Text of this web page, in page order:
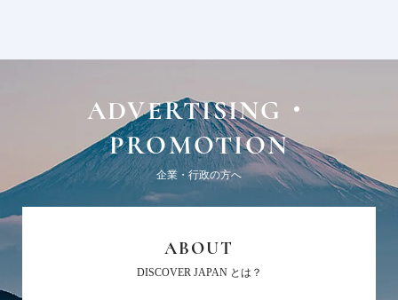
ADVERTISING・
PROMOTION
企業・行政の方へ
ABOUT
DISCOVER JAPAN とは？